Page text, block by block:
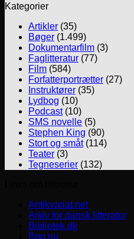
Kategorier
Artikler (35)
Bøger (1.499)
Dokumentarfilm (3)
Faglitteratur (77)
Film (584)
Forfatterportrætter (27)
Instruktører (35)
Lydbog (10)
Podcast(10)
SMS novelle (5)
Stephen King (90)
Stort og småt(114)
Teater (3)
Tegneserier (132)
Antikvariat.net
Arkiv for dansk litteratur
Bibliotek.dk
Bog.nu